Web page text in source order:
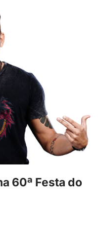
60ª Festa do